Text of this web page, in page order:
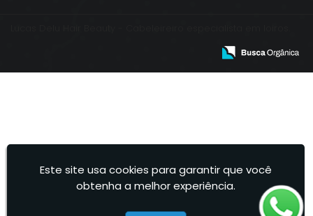
Este site usa cookies para garantir que você
obtenha a melhor experiência.